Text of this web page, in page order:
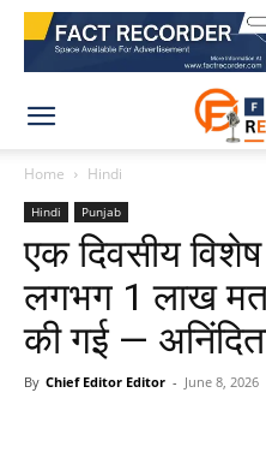
Home Hindi
Hindi Punjab
एक दिवसीय
लगभग 1 लाख
की गई —
By Chief Editor Editor - June 8, 2026